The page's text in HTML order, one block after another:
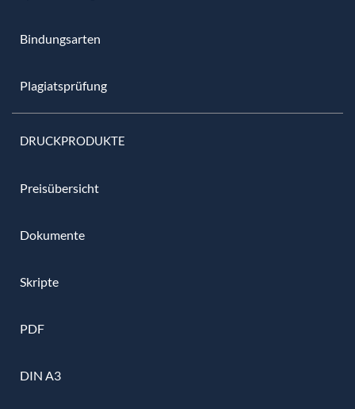
Bindungsarten
Plagiatsprüfung
DRUCKPRODUKTE
Preisübersicht
Dokumente
Skripte
PDF
DIN A3